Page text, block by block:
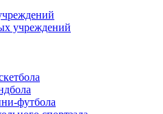
учреждений
футбола